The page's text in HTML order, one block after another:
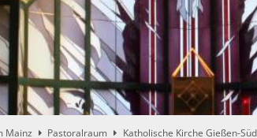
Mainz Pastoralraum Katholische Kirche Gießen-Süd